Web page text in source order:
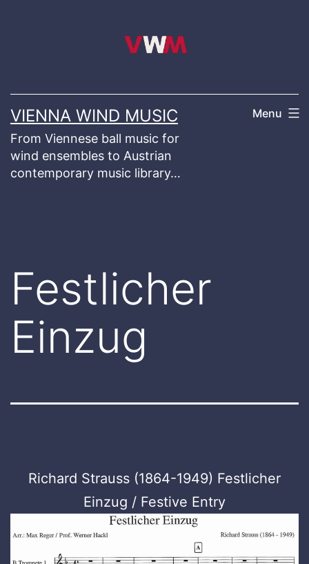
VIENNA WIND MUSIC
From Viennese ball music for
wind ensembles to Austrian
contemporary music library…
Menu
Festlicher
Einzug
Richard Strauss (1864-1949) Festlicher
Einzug / Festive Entry